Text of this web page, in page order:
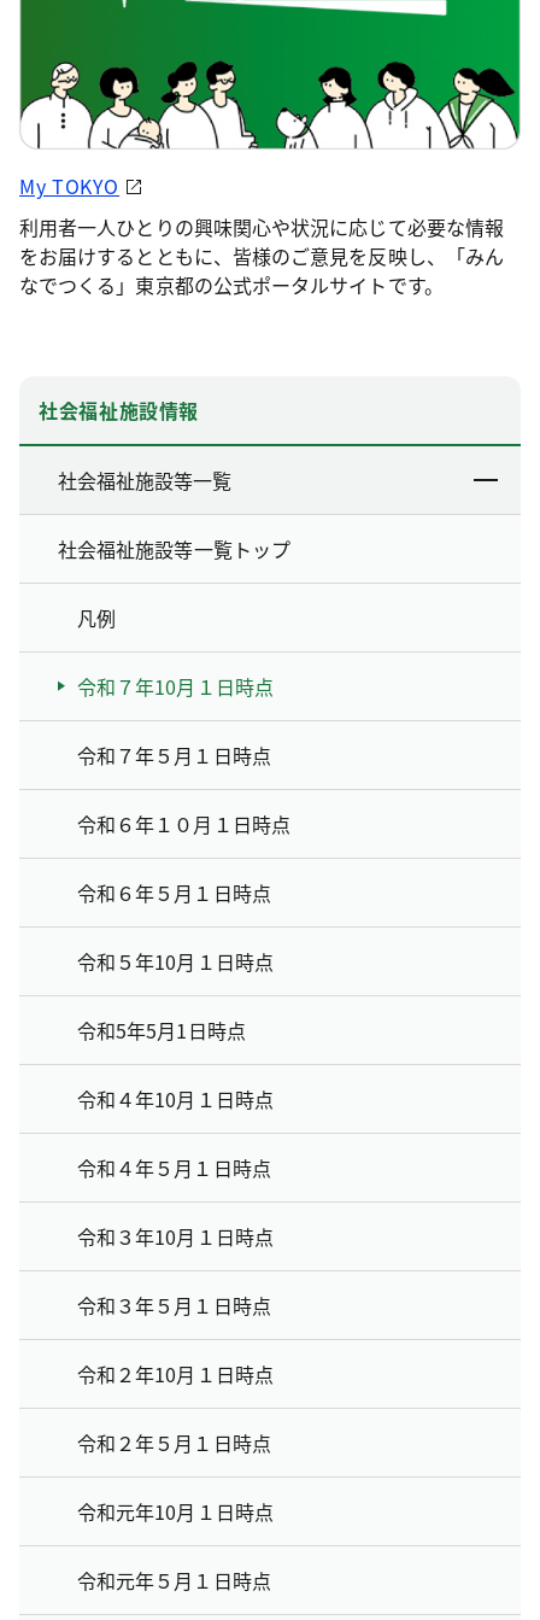
My TOKYO
利用者一人ひとりの興味関心や状況に応じて必要な情報
をお届けするとともに、皆様のご意見を反映し、「みん
なでつくる」東京都の公式ポータルサイトです。
社会福祉施設情報
社会福祉施設等一覧
社会福祉施設等一覧トップ
凡例
令和７年10月１日時点
令和７年５月１日時点
令和６年１０月１日時点
令和６年５月１日時点
令和５年10月１日時点
令和5年5月1日時点
令和４年10月１日時点
令和４年５月１日時点
令和３年10月１日時点
令和３年５月１日時点
令和２年10月１日時点
令和２年５月１日時点
令和元年10月１日時点
令和元年５月１日時点